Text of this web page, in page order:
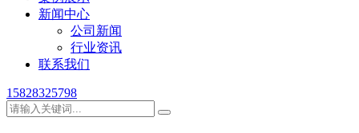
新闻中心
公司新闻
行业资讯
联系我们
15828325798